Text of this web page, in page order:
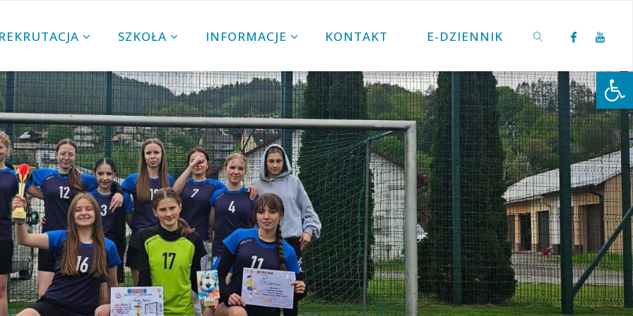
REKRUTACJA SZKOŁA INFORMACJE KONTAKT E-DZIENNIK
SZUKAJ